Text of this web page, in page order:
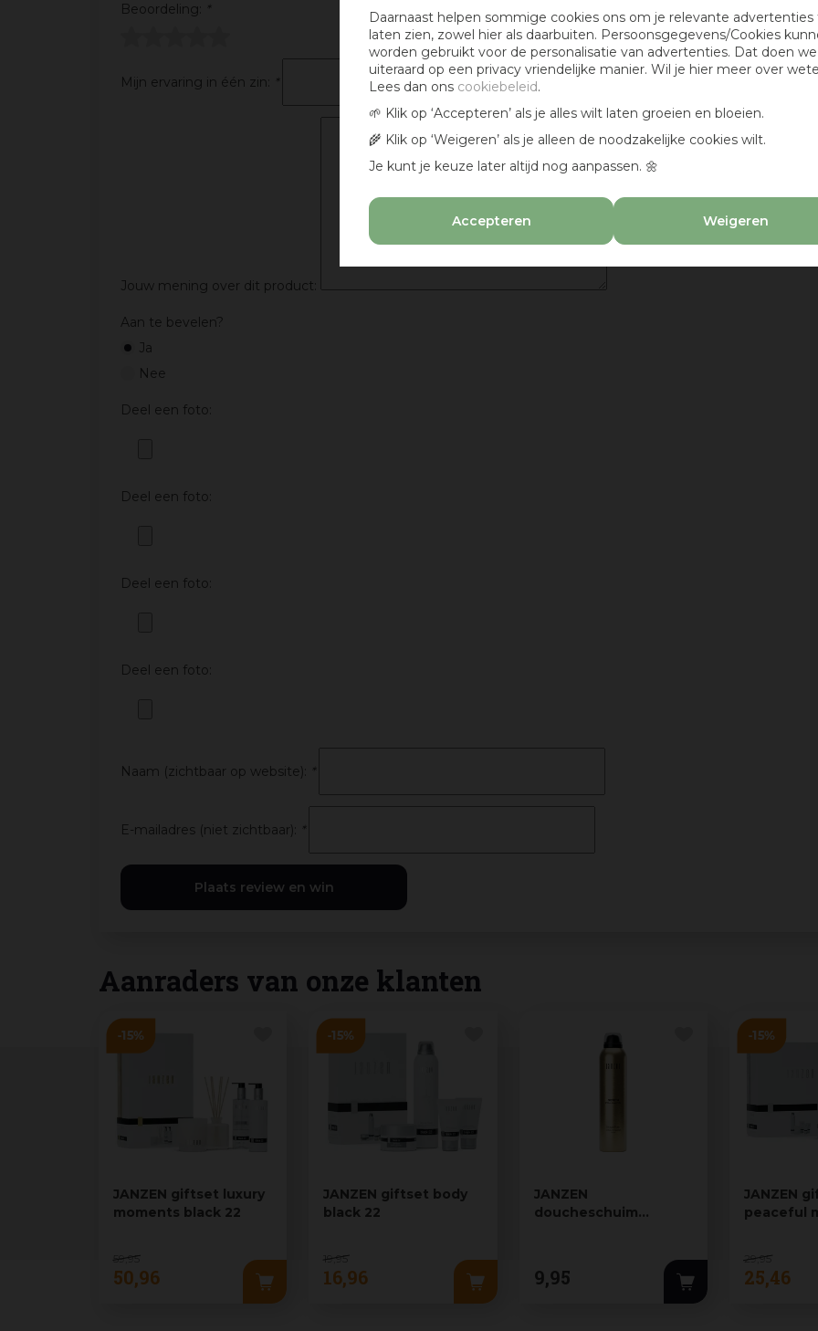
Daarnaast helpen sommige cookies ons om je relevante advertenties
laten zien, zowel hier als daarbuiten. Persoonsgegevens/Cookies
worden gebruikt voor de personalisatie van advertenties. Dat doen we
uiteraard op een privacy vriendelijke manier. Wil je hier meer over
Lees dan ons cookiebeleid.
🌱 Klik op ‘Accepteren’ als je alles wilt laten groeien en bloeien.
🌾 Klik op ‘Weigeren’ als je alleen de noodzakelijke cookies wilt.
Je kunt je keuze later altijd nog aanpassen. 🌼
Accepteren Weigeren
Beoordeling:
*
Mijn ervaring in één zin: *
Jouw mening over dit product:
Aan te bevelen?
Ja
Nee
Deel een foto:
Deel een foto:
Deel een foto:
Deel een foto:
Naam (zichtbaar op website): *
E-mailadres (niet zichtbaar): *
Aanraders van onze klanten
JANZEN giftset luxury
moments black 22
59 ,95
50,96
JANZEN giftset body
black 22
19 ,95
16,96
JANZEN
doucheschuim
9,95
JANZEN
peaceful
29 ,95
25,46